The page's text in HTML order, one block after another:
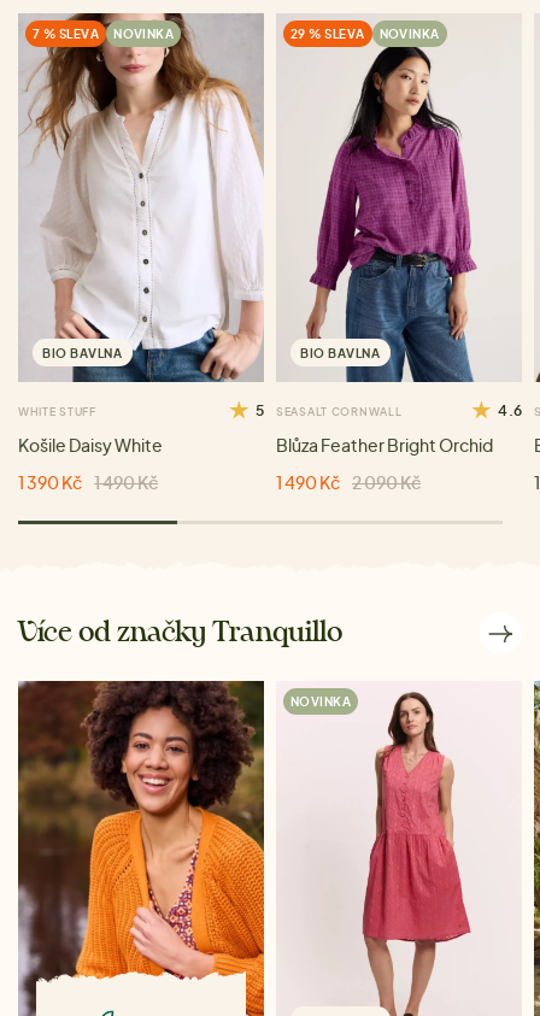
7 % SLEVA NOVINKA
BIO BAVLNA
WHITE STUFF 5
Košile Daisy White
1 390 Kč 1 490 Kč
29 % SLEVA NOVINKA
BIO BAVLNA
SEASALT CORNWALL 4.6
Blůza Feather Bright Orchid
1 490 Kč 2 090 Kč
Více od značky Tranquillo
NOVINKA